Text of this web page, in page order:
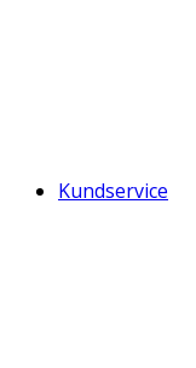
Kundservice